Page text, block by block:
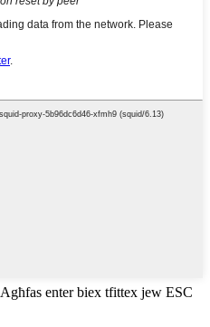
Agħfas enter biex tfittex jew ESC